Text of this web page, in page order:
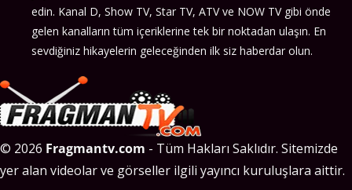
edin. Kanal D, Show TV, Star TV, ATV ve NOW TV gibi önde
gelen kanalların tüm içeriklerine tek bir noktadan ulaşın. En
sevdiğiniz hikayelerin geleceğinden ilk siz haberdar olun.
© 2026 Fragmantv.com - Tüm Hakları Saklıdır. Sitemizde
yer alan videolar ve görseller ilgili yayıncı kuruluşlara aittir.